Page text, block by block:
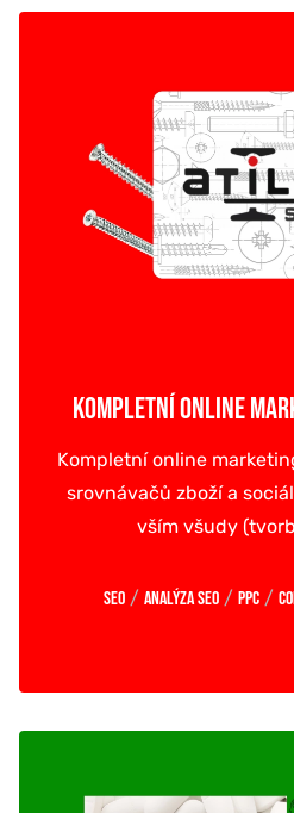
KOMPLETNÍ ONLINE
Kompletní online
srovnávačů zboží a
vším všudy
SEO / Analýza SEO / PPC /